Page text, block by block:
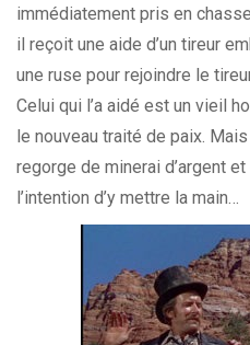
immédiatement pris en
il reçoit une aide d’un tireur
une ruse pour rejoindre le
Celui qui l’a aidé est un vieil
le nouveau traité de paix.
regorge de minerai d’argent
l’intention d’y mettre la main…